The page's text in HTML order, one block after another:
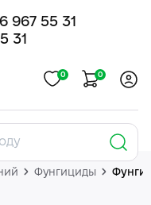
967 55 31
0 0
Фунгициды